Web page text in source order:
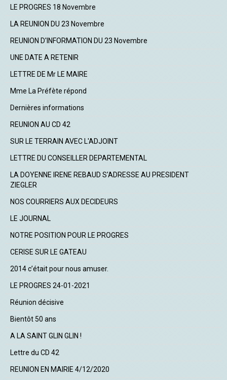
LE PROGRES 18 Novembre
LA REUNION DU 23 Novembre
REUNION D'INFORMATION DU 23 Novembre
UNE DATE A RETENIR
LETTRE DE Mr LE MAIRE
Mme La Préfète répond
Dernières informations
REUNION AU CD 42
SUR LE TERRAIN AVEC L'ADJOINT
LETTRE DU CONSEILLER DEPARTEMENTAL
LA DOYENNE IRENE REBAUD S'ADRESSE AU PRESIDENT
ZIEGLER
NOS COURRIERS AUX DECIDEURS
LE JOURNAL
NOTRE POSITION POUR LE PROGRES
CERISE SUR LE GATEAU
2014 c’était pour nous amuser.
LE PROGRES 24-01-2021
Réunion décisive
Bientôt 50 ans
A LA SAINT GLIN GLIN !
Lettre du CD 42
REUNION EN MAIRIE 4/12/2020